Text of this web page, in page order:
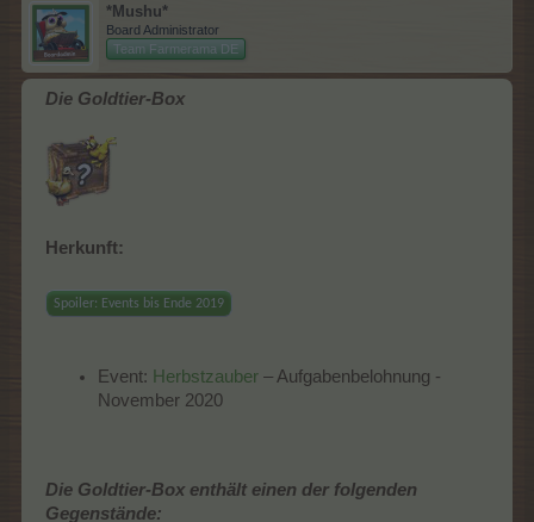
*Mushu*
Board Administrator
Team Farmerama DE
Die Goldtier-Box
Herkunft:
Spoiler: Events bis Ende 2019
Event: Herbstzauber – Aufgabenbelohnung -
November 2020
Die Goldtier-Box enthält einen der folgenden
Gegenstände: